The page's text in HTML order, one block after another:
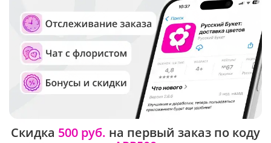
Букет невесты "История
Букет невесты "Розовый
Скидка 500 руб. на первый заказ по коду